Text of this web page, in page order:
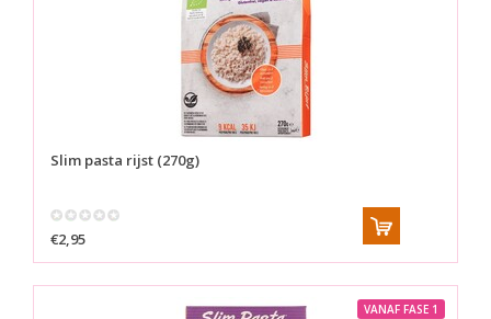
Slim pasta rijst (270g)
€2,95
VANAF FASE 1